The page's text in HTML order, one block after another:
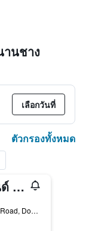
านชาง
เลือกวันที่
ตัวกรองทั้งหมด
สวิส แกรนด์ หนานชาง
69 Yanjiang Bei Road, Donghu District, หนานชาง, จีน